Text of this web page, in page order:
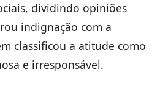
dividindo opiniões
indignação com a
classificou a atitude como
e irresponsável.